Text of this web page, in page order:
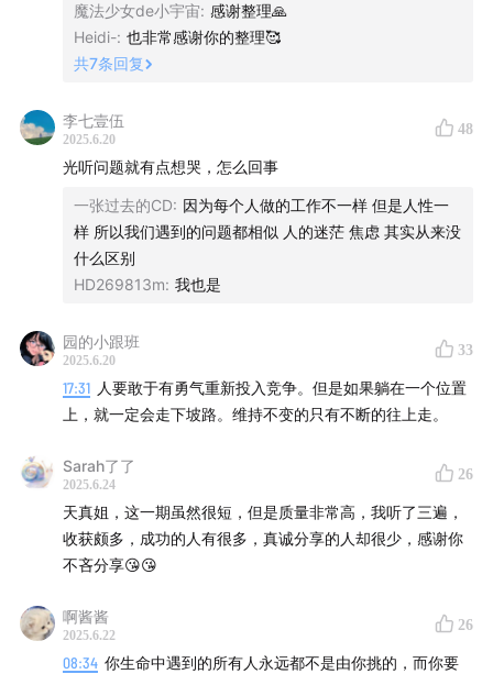
15. 你的偶像是谁？喜欢TA什么特质？而TA如果失去了什么
样的特质，你就不会再喜欢TA了
16. 你喜欢TA的特质，会不会帮助你成为一个更好的人
觉得最希望大家看到的你。 转需，结合某红薯版本
有建立自己的防火墙，怎么可以识别这些？
4.假如你一个人在餐厅吃饭，有一个陌生人走过来想要加入
你；如果是同性，什么样的同性你会允许？如果是异性，什
5.你在工作中最好的状态是什么样子？通常需要具什么条件
才能够帮助你达到最好的状态？而最糟呢？它是如何发生
6.如果你拥有了一个许愿就一定会实现的能力，且这个愿望
一定是关于你自己的，你会实现什么愿望？
7.你最喜欢听到别人夸你的内容是什么？最讨厌听到的评价
是什么？
方一旦什么品质出现，不管ta能力有多强，你就绝对不会再
跟ta合作了？
9.如果还有3天，你就要离开之个世界了，你只能和一个人呆
在一起，你会选择谁？
会选择做什么事情？
开，不可以自己呆着，和ta要时时刻刻呆在一起，你会选择
谁？
12.如果可以回到过去的任何一个时间点，改变一件事情，你
会回到什么时间改变什么事情？
13.你来定义一下什么是成长？
14.你的偶像是谁，你喜欢ta什么？而ta如果失去了什么特
魔法少女de小宇宙: 感谢整理🙏
Heidi-: 也非常感谢你的整理🥰
共7条回复
李七壹伍
2025.6.20
48
光听问题就有点想哭，怎么回事
一张过去的CD: 因为每个人做的工作不一样 但是人性一
样 所以我们遇到的问题都相似 人的迷茫 焦虑 其实从来没
什么区别
HD269813m: 我也是
园的小跟班
2025.6.20
33
17:31 人要敢于有勇气重新投入竞争。但是如果躺在一个位置
上，就一定会走下坡路。维持不变的只有不断的往上走。
Sarah了了
2025.6.24
26
天真姐，这一期虽然很短，但是质量非常高，我听了三遍，
收获颇多，成功的人有很多，真诚分享的人却很少，感谢你
不吝分享😘😘
啊酱酱
2025.6.22
26
08:34 你生命中遇到的所有人永远都不是由你挑的，而你要